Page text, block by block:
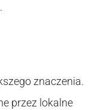
znaczenia.
przez lokalne